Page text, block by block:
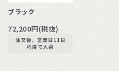
ブラック
72,200円(税抜)
注文後、営業日11日
程度で入荷